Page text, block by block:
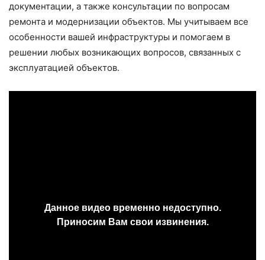
документации, а также консультации по вопросам
ремонта и модернизации объектов. Мы учитываем все
особенности вашей инфраструктуры и помогаем в
решении любых возникающих вопросов, связанных с
эксплуатацией объектов.